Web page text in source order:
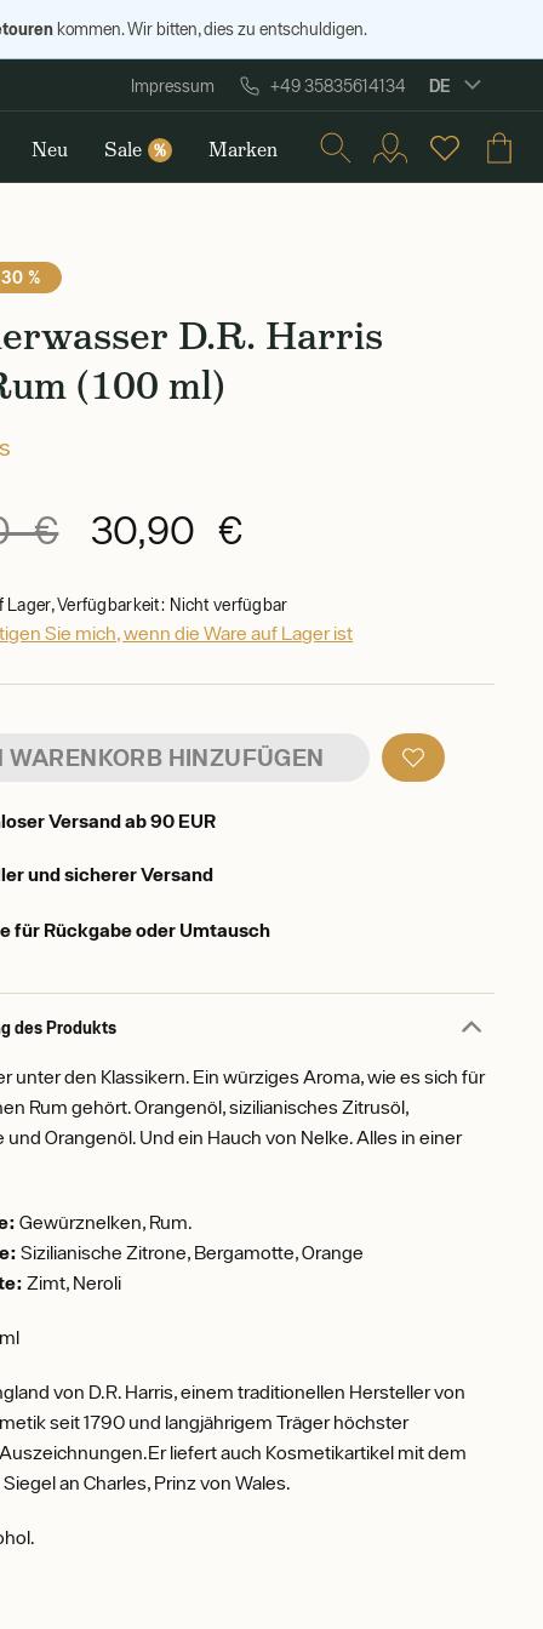
kommen. Wir bitten, dies zu entschuldigen.
Impressum +49 35835614134 DE
Neu Sale % Marken
%
D.R. Harris
(100 ml)
€ 30,90 €
Lager, Verfügbarkeit: Nicht verfügbar
Sie mich, wenn die Ware auf Lager ist
WARENKORB HINZUFÜGEN
Versand ab 90 EUR
und sicherer Versand
für Rückgabe oder Umtausch
des Produkts
unter den Klassikern. Ein würziges Aroma, wie es sich für
Rum gehört. Orangenöl, sizilianisches Zitrusöl,
Orangenöl. Und ein Hauch von Nelke. Alles in einer
Gewürznelken, Rum.
Sizilianische Zitrone, Bergamotte, Orange
Zimt, Neroli
von D.R. Harris, einem traditionellen Hersteller von
seit 1790 und langjährigem Träger höchster
liefert auch Kosmetikartikel mit dem
an Charles, Prinz von Wales.